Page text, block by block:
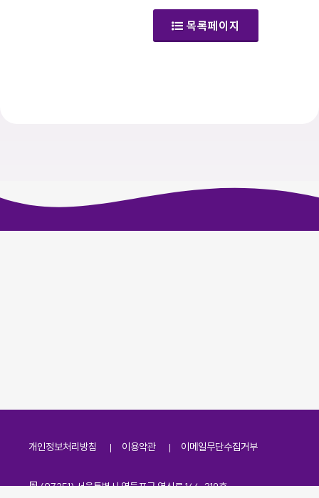
목록페이지
개인정보처리방침 이용약관 이메일무단수집거부
주소
(07251) 서울특별시 영등포구 영신로 166, 319호